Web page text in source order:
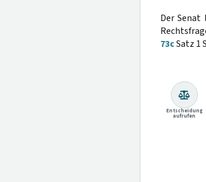
Der Senat
73cSatz 1
Entscheidung
aufrufen